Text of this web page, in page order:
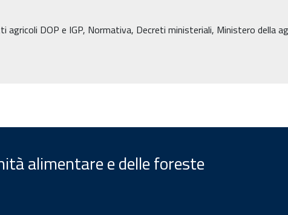
DOP e IGP, Normativa, Decreti ministeriali, Ministero della
alimentare e delle foreste